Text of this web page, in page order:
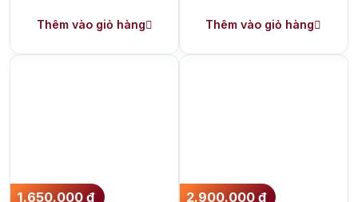
Thêm vào giỏ hàng Thêm vào giỏ hàng
1.650.000₫ 2.900.000₫